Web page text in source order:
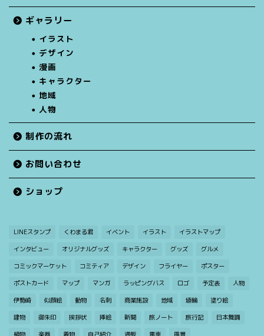
ギャラリー
イラスト
デザイン
漫画
キャラクター
地域
人物
制作の流れ
お問い合わせ
ショップ
LINEスタンプ くわまる君 イベント イラスト イラストマップ
インタビュー オリジナルグッズ キャラクター グッズ グルメ
コミックマーケット コミティア デザイン フライヤー ポスター
ポストカード マップ マンガ ラッピングバス ロゴ 予定表 人物
伊勢崎 似顔絵 動物 名刺 商業施設 地域 埴輪 塗り絵
建物 御朱印 挨拶状 挿絵 新聞 旅ノート 旅行記 日本舞踊